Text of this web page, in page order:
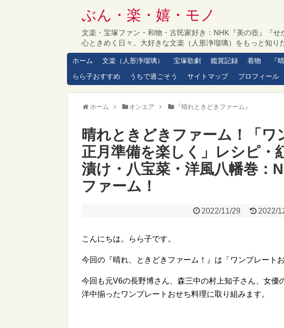
ぶん・楽・嬉・モノ
文楽・宝塚ファン・和物・古民家好き：NHK『美の壺』『
心ときめく日々。大好きな文楽（人形浄瑠璃）をもっと知り
ホーム 文楽（人形浄瑠璃） 宝塚歌劇 鑑賞記録 着物 『
らら子おすすめ
うちで過ごそう サイトマップ プロフィール
ホーム オンエア 『晴れときどきファーム』
晴れときどきファーム！「ワ
正月準備を楽しく」レシピ・
漬け・八宝菜・洋風八幡巻：
ファーム！
2022/11/29 2022/
こんにちは。らら子です。
今回の『晴れ、ときどきファーム！』は「ワンプレート
今回も元V6の長野博さん、森三中の村上知子さん、女優
洋中揃ったワンプレートおせち料理に取り組みます。